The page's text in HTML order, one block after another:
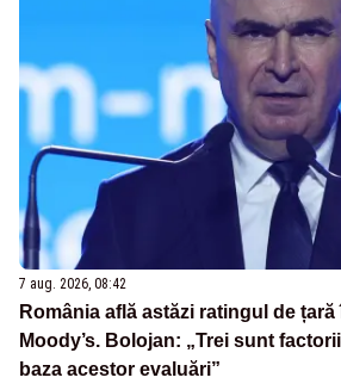
7 aug. 2026, 08:42
România află astăzi ratingul de
Moody’s. Bolojan: „Trei sunt
baza acestor evaluări”